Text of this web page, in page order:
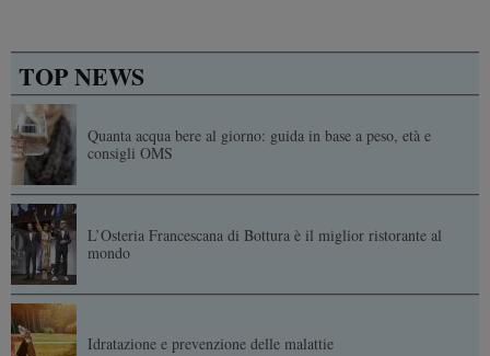
TOP NEWS
Quanta acqua bere al giorno: guida in base a peso, età e
consigli OMS
L’Osteria Francescana di Bottura è il miglior ristorante al
mondo
Idratazione e prevenzione delle malattie